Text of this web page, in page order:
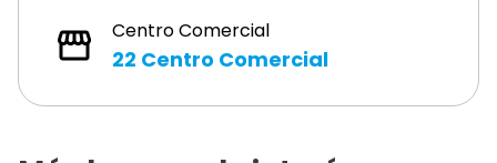
Centro Comercial
22 Centro Comercial